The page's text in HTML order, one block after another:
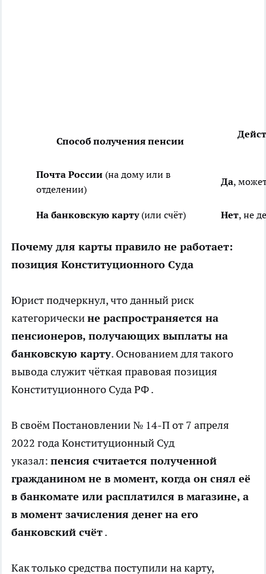
Способ получения пенсии
Почта России (на дому или в
отделении)
Да,
На банковскую карту(или счёт) Нет, не
Почему для карты правило не работает:
позиция Конституционного Суда
Юрист подчеркнул, что данный риск
категорическине распространяется на
пенсионеров, получающих выплаты на
банковскую карту. Основанием для такого
вывода служит чёткая правовая позиция
Конституционного Суда РФ .
В своём Постановлении № 14-П от 7 апреля
2022 года Конституционный Суд
указал: пенсия считается полученной
гражданином не в момент, когда он снял её
в банкомате или расплатился в магазине, а
в момент зачисления денег на его
банковский счёт.
Как только средства поступили на карту,